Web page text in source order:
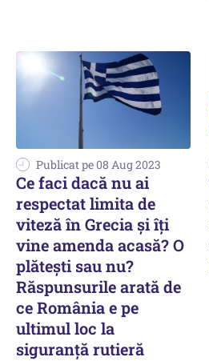
Publicat pe 08 Aug 2023
Ce faci dacă nu ai
respectat limita de
viteză în Grecia şi îţi
vine amenda acasă? O
plăteşti sau nu?
Răspunsurile arată de
ce România e pe
ultimul loc la
siguranţă rutieră